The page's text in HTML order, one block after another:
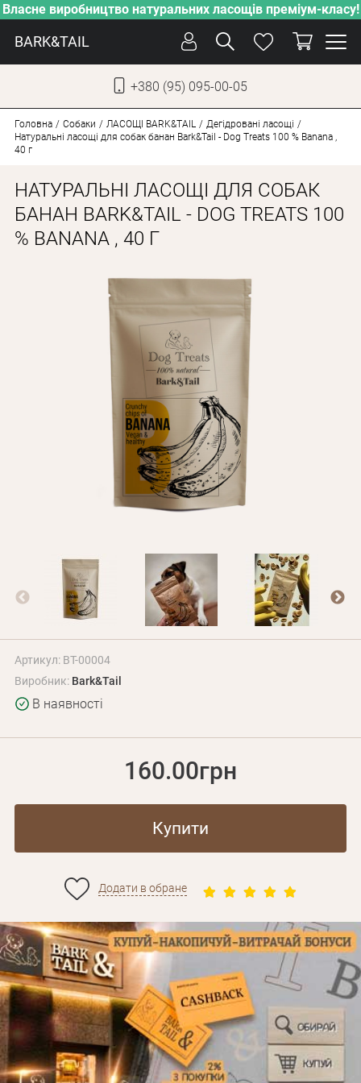
Власне виробництво натуральних ласощів преміум-класу!
BARK&TAIL
+380 (95) 095-00-05
ПІКЛУВАННЯ
ВІД СПЕКИ
ВЛАСНЕ ВИРОБНИЦТВО
НОВИНКИ
АКЦІЇ
ДЛЯ КОТІВ
Оплата і доставка
Програма лояльності
Про Нас
Оптовим клієнтам
Контакти
+380 (95) 095-00-05
Головна Собаки ЛАСОЩІ BARK&TAIL
Дегідровані ласощі
Натуральні ласощі для собак банан Bark&Tail - Dog Treats 100 % Banana ,
40 г
НАТУРАЛЬНІ ЛАСОЩІ ДЛЯ СОБАК
БАНАН BARK&TAIL - DOG TREATS 100
% BANANA , 40 Г
Артикул: BT-00004
Виробник: Bark&Tail
В наявності
160.00грн
Купити
Додати в обране